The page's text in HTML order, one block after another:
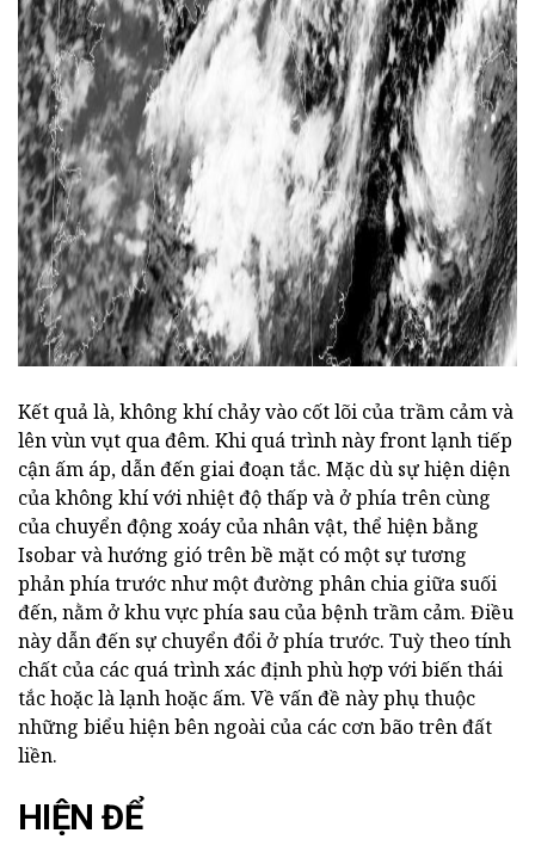
Kết quả là, không khí chảy vào cốt lõi của trầm cảm và
lên vùn vụt qua đêm. Khi quá trình này front lạnh tiếp
cận ấm áp, dẫn đến giai đoạn tắc. Mặc dù sự hiện diện
của không khí với nhiệt độ thấp và ở phía trên cùng
của chuyển động xoáy của nhân vật, thể hiện bằng
Isobar và hướng gió trên bề mặt có một sự tương
phản phía trước như một đường phân chia giữa suối
đến, nằm ở khu vực phía sau của bệnh trầm cảm. Điều
này dẫn đến sự chuyển đổi ở phía trước. Tuỳ theo tính
chất của các quá trình xác định phù hợp với biến thái
tắc hoặc là lạnh hoặc ấm. Về vấn đề này phụ thuộc
những biểu hiện bên ngoài của các cơn bão trên đất
liền.
HIỆN ĐỂ